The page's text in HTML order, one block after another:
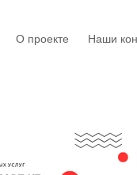
О проекте Наши